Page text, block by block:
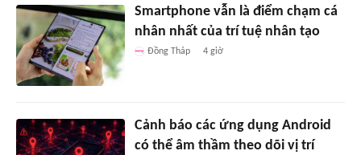
Smartphone vẫn là điểm chạm cá
nhân nhất của trí tuệ nhân tạo
Đồng Tháp 4 giờ
Cảnh báo các ứng dụng Android
có thể âm thầm theo dõi vị trí